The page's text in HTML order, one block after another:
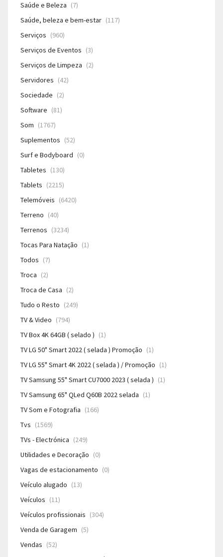
Saúde e Beleza (7)
Saúde, beleza e bem-estar (117)
Serviços (960)
Serviços de Eventos (3)
Serviços de Limpeza (2)
Servidores (42)
Sociedade (2)
Software (81)
Som (1767)
Suplementos (52)
Surf e Bodyboard (0)
Tabletes (130)
Tablets (2215)
Telemóveis (6420)
Terreno (40)
Terrenos (3234)
Tocas Para Natação (1)
Todos (7)
Troca (2)
Troca de Casa (2)
Tudo o Resto (249)
TV & Video (794)
TV Box 4K 64GB ( selado ) (1)
TV LG 50" Smart 2022 ( selada ) Promoção (1)
TV LG 55" Smart 4K 2022 ( selada ) / Promoção (1)
TV Samsung 55" Smart CU7000 2023 ( selada ) (1)
TV Samsung 65" QLed Q60B 2022 selada (1)
TV Som e Fotografia (166)
Tvs (1569)
TVs - Electrónica (249)
Utilidades e Decoração (0)
Vagas de estacionamento (0)
Veículo alugado (13)
Veículos (11)
Veículos profissionais (304)
Venda de Garagem (5)
Vendas (52)